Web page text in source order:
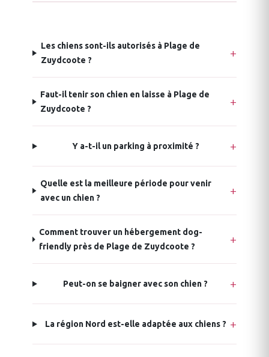
Les chiens sont-ils autorisés à Plage de
Zuydcoote ?
Faut-il tenir son chien en laisse à Plage de
Zuydcoote ?
Y a-t-il un parking à proximité ?
Quelle est la meilleure période pour venir
avec un chien ?
Comment trouver un hébergement dog-
friendly près de Plage de Zuydcoote ?
Peut-on se baigner avec son chien ?
La région Nord est-elle adaptée aux chiens ?